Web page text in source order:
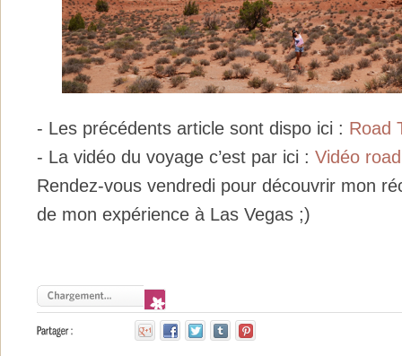
- Les précédents article sont dispo ici : Road
- La vidéo du voyage c’est par ici : Vidéo
Rendez-vous vendredi pour découvrir mon
de mon expérience à Las Vegas ;)